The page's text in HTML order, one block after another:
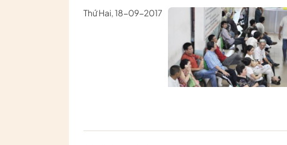
Thứ Hai, 18-09-2017